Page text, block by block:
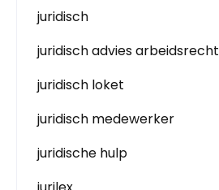
juridisch
juridisch advies arbeidsrecht
juridisch loket
juridisch medewerker
juridische hulp